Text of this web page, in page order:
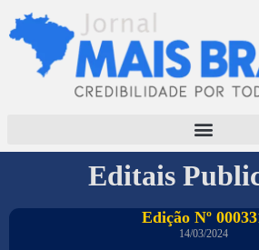
Editais
Edição Nº
14/03/2024